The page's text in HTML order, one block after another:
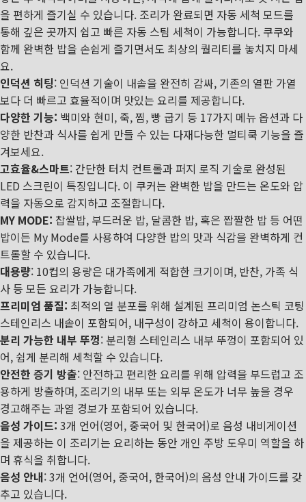
을 편하게 즐기실 수 있습니다. 조리가 완료되면 자동 세척 모드를
통해 깊은 곳까지 쉽고 빠른 자동 스팀 세척이 가능합니다. 쿠쿠와
함께 완벽한 밥을 손쉽게 즐기면서도 최상의 퀄리티를 놓치지 마세
요.
인덕션 히팅: 인덕션 기술이 내솥을 완전히 감싸, 기존의 열판 가열
보다 더 빠르고 효율적이며 맛있는 요리를 제공합니다.
다양한 기능: 백미와 현미, 죽, 찜, 빵 굽기 등 17가지 메뉴 옵션과 다
양한 반찬과 식사를 쉽게 만들 수 있는 다재다능한 멀티쿡 기능을 즐
겨보세요.
고효율&스마트: 간단한 터치 컨트롤과 퍼지 로직 기술로 완성된
LED 스크린이 특징입니다. 이 쿠커는 완벽한 밥을 만드는 온도와 압
력을 자동으로 감지하고 조절합니다.
MY MODE: 찹쌀밥, 부드러운 밥, 달콤한 밥, 혹은 짭짤한 밥 등 어떤
밥이든 My Mode를 사용하여 다양한 밥의 맛과 식감을 완벽하게 컨
트롤할 수 있습니다.
대용량: 10컵의 용량은 대가족에게 적합한 크기이며, 반찬, 가족 식
사 등 모든 요리가 가능합니다.
프리미엄 품질: 최적의 열 분포를 위해 설계된 프리미엄 논스틱 코팅
스테인리스 내솥이 포함되어, 내구성이 강하고 세척이 용이합니다.
분리 가능한 내부 뚜껑: 분리형 스테인리스 내부 뚜껑이 포함되어 있
어, 쉽게 분리해 세척할 수 있습니다.
안전한 증기 방출: 안전하고 편리한 요리를 위해 압력을 부드럽고 조
용하게 방출하며, 조리기의 내부 또는 외부 온도가 너무 높을 경우
경고해주는 과열 경보가 포함되어 있습니다.
음성 가이드: 3개 언어(영어, 중국어 및 한국어)로 음성 내비게이션
을 제공하는 이 조리기는 요리하는 동안 개인 주방 도우미 역할을 하
며 휴식을 취합니다.
음성 안내: 3개 언어(영어, 중국어, 한국어)의 음성 안내 가이드를 갖
추고 있습니다.